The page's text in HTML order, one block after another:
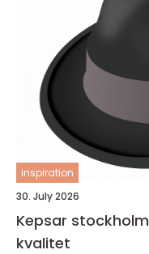
inspiration
30. July 2026
Kepsar stockholm guide till stil, funktion och
kvalitet